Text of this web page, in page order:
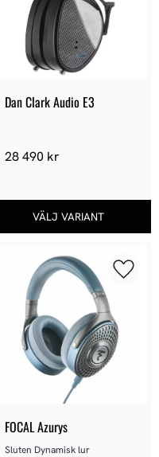
Dan Clark Audio E3
28 490 kr
favoriter
FOCAL Azurys
Sluten Dynamisk lur
Lägg